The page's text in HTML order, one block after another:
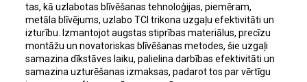
tas, kā uzlabotas blīvēšanas tehnoloģijas, piemēram,
metāla blīvējums, uzlabo TCI trikona uzgaļu efektivitāti un
izturību. Izmantojot augstas stiprības materiālus, precīzu
montāžu un novatoriskas blīvēšanas metodes, šie uzgaļi
samazina dīkstāves laiku, palielina darbības efektivitāti un
samazina uzturēšanas izmaksas, padarot tos par vērtīgu